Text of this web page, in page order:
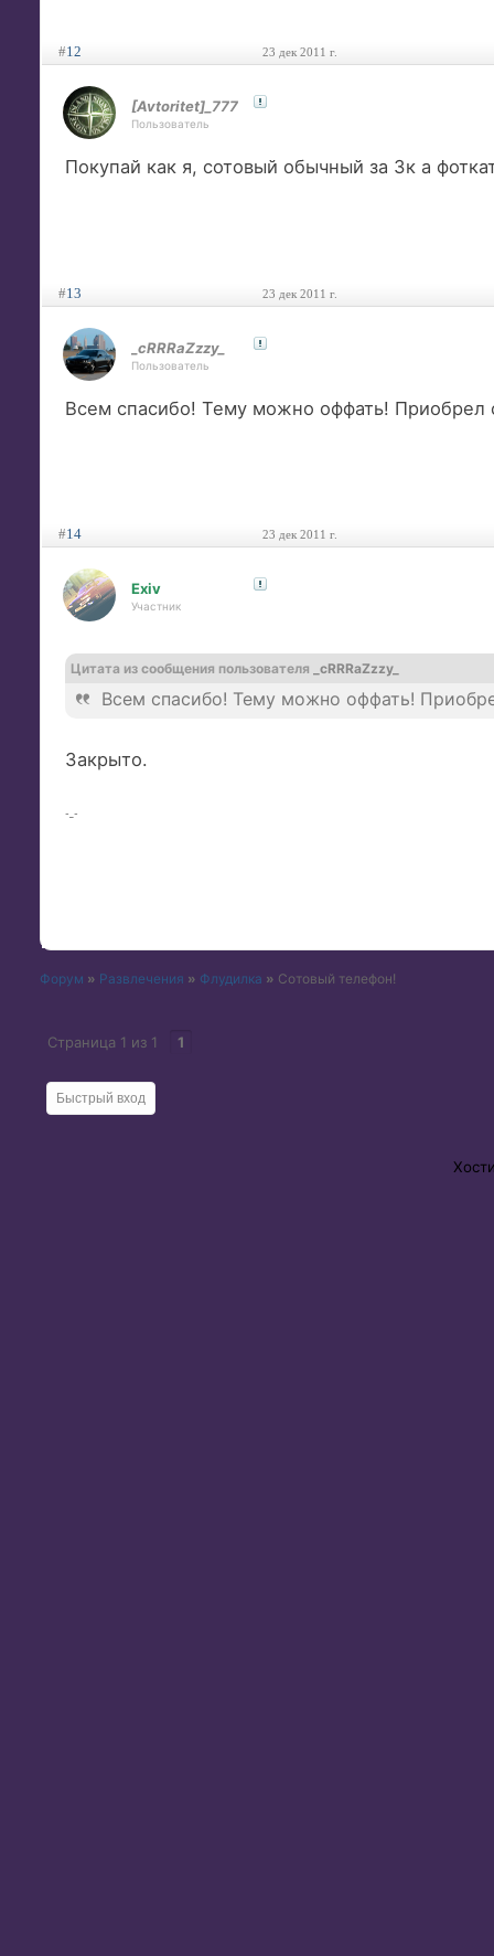
#12 23 дек 2011 г.
[Avtoritet]_777
Пользователь
Покупай как я, сотовый обычный за 3к а
#13 23 дек 2011 г.
_cRRRaZzzy_
Пользователь
Всем спасибо! Тему можно оффать! Приобрел
#14 23 дек 2011 г.
Exiv
Участник
Цитата из сообщения пользователя _cRRRaZzzy_
Всем спасибо! Тему можно оффать!
Закрыто.
-_-
Форум » Развлечения » Флудилка » Сотовый телефон!
Страница 1 из 1 1